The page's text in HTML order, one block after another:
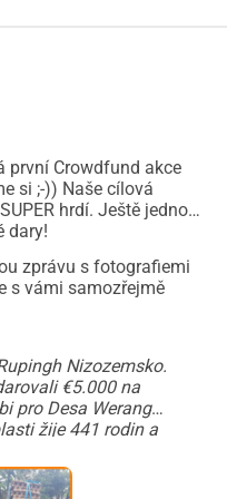
mrtvých po
Flores
k erupci vulkánu
na východní části
zemřelo nejméně
času, což mnohé
první Crowdfund akce
si ;-)) Naše cílová
hrdí. Ještě jednou
dary!
zprávu s fotografiemi
s vámi samozřejmě
Nizozemsko.
€5.000 na
pro Desa Werang
žije 441 rodin a